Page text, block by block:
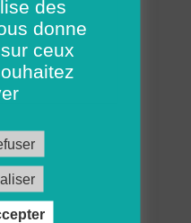
de chez vous
des
donne
ceux